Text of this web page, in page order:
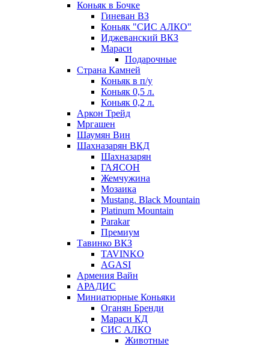
Коньяк в Бочке
Гиневан ВЗ
Коньяк "СИС АЛКО"
Иджеванский ВКЗ
Мараси
Подарочные
Страна Камней
Коньяк в п/у
Коньяк 0,5 л.
Коньяк 0,2 л.
Аркон Трейд
Мргашен
Шаумян Вин
Шахназарян ВКД
Шахназарян
ГАЯСОН
Жемчужина
Мозаика
Mustang. Black Mountain
Platinum Mountain
Parakar
Премиум
Тавинко ВКЗ
TAVINKO
AGASI
Армения Вайн
АРАДИС
Миниатюрные Коньяки
Оганян Бренди
Мараси КД
СИС АЛКО
Животные